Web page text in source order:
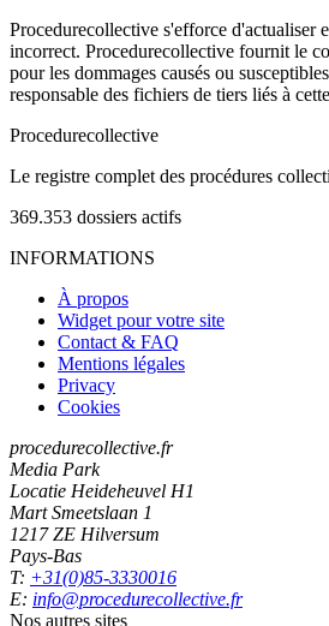
Procedurecollective s'efforce d'actualiser
incorrect. Procedurecollective fournit le
pour les dommages causés ou
responsable des fichiers de tiers liés à
Procedurecollective
Le registre complet des procédures
369.353 dossiers actifs
INFORMATIONS
À propos
Widget pour votre site
Contact & FAQ
Mentions légales
Privacy
Cookies
procedurecollective.fr
Media Park
Locatie Heideheuvel H1
Mart Smeetslaan 1
1217 ZE Hilversum
Pays-Bas
T: +31(0)85-3330016
E: info@procedurecollective.fr
Nos autres sites